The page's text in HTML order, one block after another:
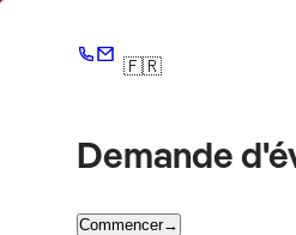
🇫🇷
Demande
Commencer→